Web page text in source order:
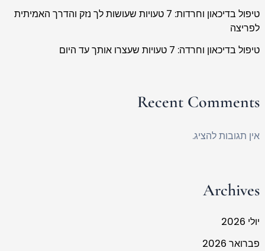
טיפול בדיכאון וחרדות: 7 טעויות שעושות לך נזק והדרך האמיתית
לפריצה
טיפול בדיכאון וחרדה: 7 טעויות שעצרו אותך עד היום
Recent Comments
אין תגובות להציג.
Archives
יולי 2026
פברואר 2026